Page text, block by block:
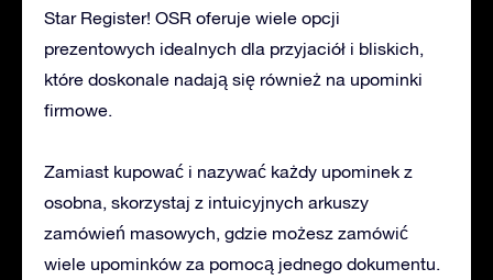
Star Register! OSR oferuje wiele opcji
prezentowych idealnych dla przyjaciół i bliskich,
które doskonale nadają się również na upominki
firmowe.
Zamiast kupować i nazywać każdy upominek z
osobna, skorzystaj z intuicyjnych arkuszy
zamówień masowych, gdzie możesz zamówić
wiele upominków za pomocą jednego dokumentu.